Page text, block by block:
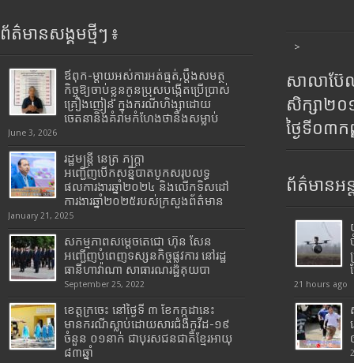
ព័ត៌មានសង្គមថ្មីៗ ៖
ឪពុក-ម្ដាយអស់ការអត់ធ្មត់,ប្ដឹងសមត្ថ
កិច្ចឱ្យចាប់ខ្លួនកូនប្រុសបង្កើតប្រើប្រាស់
គ្រឿងញៀន ក្នុងករណីហិង្សាដោយ
ចេតនានិងគំរាមកំហែងថានឹងសម្លាប់
June 3, 2026
រដ្ឋមន្រ្តី​ នេត្រ​ ភក្ត្រា​
អញ្ជើញបើកសន្និបាតបូកសរុបលទ្ធ
ផលការងារឆ្នាំ២០២៤ និងលើកទិសដៅ
ការងារឆ្នាំ២០២៥របស់​ក្រសួង​ព័ត៌មាន​
January 21, 2025
សកម្មភាពសម្តេចតេជោ ហ៊ុន សែន
អញ្ជើញបំពេញទស្សនកិច្ចផ្លូវការ នៅរដ្ឋ
ធានីហាវ៉ាណា សាធារណរដ្ឋគុយបា
September 25, 2022
ខេត្តក្រចេះ នៅថ្ងៃទី ៣ ខែកក្កដានេះ
មានករណីស្លាប់ដោយសារជំងឺកូវីដ-១៩
ចំនួន ០១នាក់ ជាបុរសជនជាតិខ្មែរអាយុ
៨៣ឆ្នាំ
>
សាលាប៊ែ
សិក្សា២
ថ្ងៃទី០៣
ព័ត៌មានអន្
21 hours ago